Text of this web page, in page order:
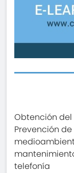
Obtención
Prevención
telefonía